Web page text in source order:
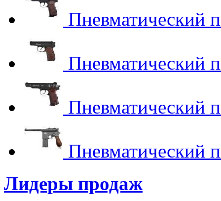
Пневматический
Пневматический
Пневматический
Пневматический
Лидеры продаж